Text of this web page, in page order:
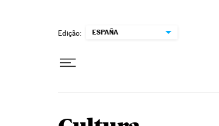
Edição: ESPAÑA